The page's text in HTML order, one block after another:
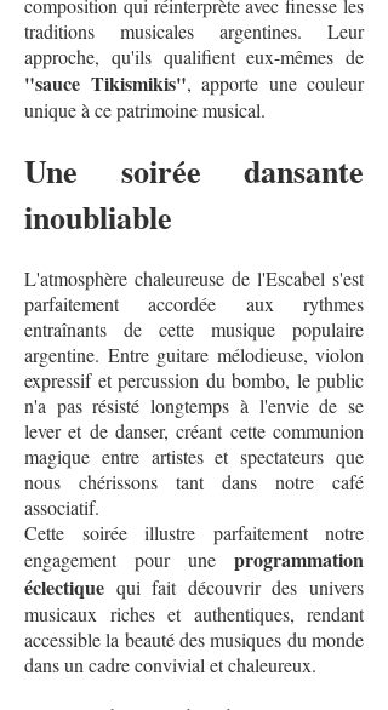
composition qui réinterprète avec finesse les
traditions musicales argentines. Leur
approche, qu'ils qualifient eux-mêmes de
"sauce Tikismikis", apporte une couleur
unique à ce patrimoine musical.
Une soirée dansante
inoubliable
L'atmosphère chaleureuse de l'Escabel s'est
parfaitement accordée aux rythmes
entraînants de cette musique populaire
argentine. Entre guitare mélodieuse, violon
expressif et percussion du bombo, le public
n'a pas résisté longtemps à l'envie de se
lever et de danser, créant cette communion
magique entre artistes et spectateurs que
nous chérissons tant dans notre café
associatif.
Cette soirée illustre parfaitement notre
engagement pour une programmation
éclectique qui fait découvrir des univers
musicaux riches et authentiques, rendant
accessible la beauté des musiques du monde
dans un cadre convivial et chaleureux.